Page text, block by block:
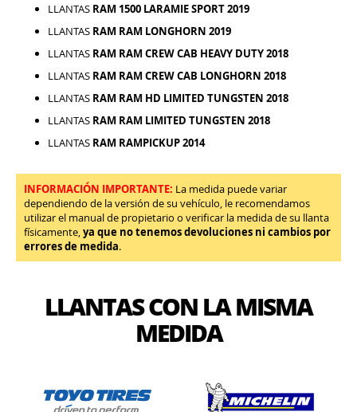
LLANTAS RAM 1500 LARAMIE SPORT 2019
LLANTAS RAM RAM LONGHORN 2019
LLANTAS RAM RAM CREW CAB HEAVY DUTY 2018
LLANTAS RAM RAM CREW CAB LONGHORN 2018
LLANTAS RAM RAM HD LIMITED TUNGSTEN 2018
LLANTAS RAM RAM LIMITED TUNGSTEN 2018
LLANTAS RAM RAMPICKUP 2014
INFORMACIÓN IMPORTANTE: La medida puede variar
dependiendo de la versión de su vehículo, le recomendamos
utilizar el manual de propietario o verificar la medida de su llanta
físicamente,ya que no tenemos devoluciones ni cambios por
errores de medida.
LLANTAS CON LA MISMA
MEDIDA